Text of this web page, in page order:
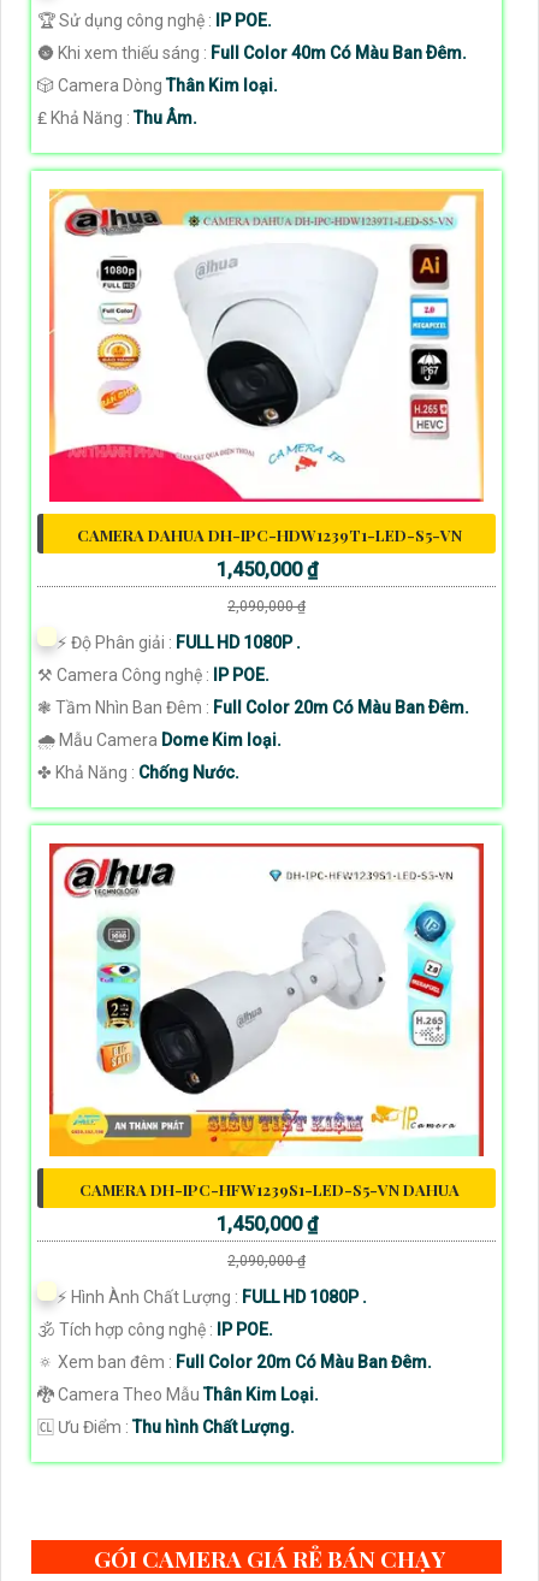
🏆 Sử dụng công nghệ :
IP POE.
🌚 Khi xem thiếu sáng : Full Color 40m Có Màu Ban Ðêm.
🎲 Camera DòngThân Kim loại.
️₤ Khả Năng :Thu Âm.
CAMERA DAHUA DH-IPC-HDW1239T1-LED-S5-VN
1,450,000 ₫
2,090,000 ₫
️⚡ Độ Phân giải : FULL HD 1080P .
⚒ Camera Công nghệ :
IP POE.
❃ Tầm Nhìn Ban Đêm : Full Color 20m Có Màu Ban Ðêm.
🌧️ Mẫu Camera Dome Kim loại.
️✤ Khả Năng : Chống Nước.
CAMERA DH-IPC-HFW1239S1-LED-S5-VN DAHUA
1,450,000 ₫
2,090,000 ₫
️⚡ Hình Ành Chất Lượng : FULL HD 1080P .
🕉️ Tích hợp công nghệ :
IP POE.
🔅 Xem ban đêm : Full Color 20m Có Màu Ban Đêm.
🐉️ Camera Theo MẫuThân Kim Loại.
️🆑 Ưu Điểm :Thu hình Chất Lượng.
GÓI CAMERA GIÁ RẺ BÁN CHẠY